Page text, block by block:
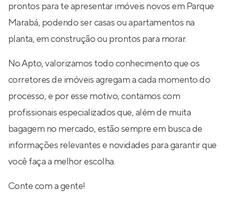
prontos para te apresentar imóveis novos em Parque
Marabá, podendo ser casas ou apartamentos na
planta, em construção ou prontos para morar.
No Apto, valorizamos todo conhecimento que os
corretores de imóveis agregam a cada momento do
processo, e por esse motivo, contamos com
profissionais especializados que, além de muita
bagagem no mercado, estão sempre em busca de
informações relevantes e novidades para garantir que
você faça a melhor escolha.
Conte com a gente!